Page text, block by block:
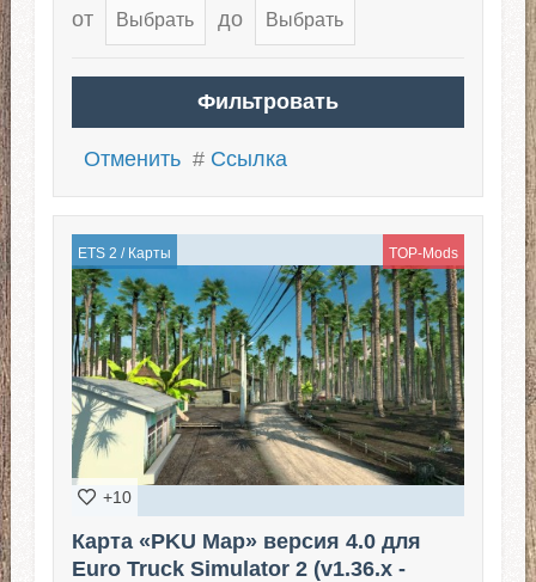
от
до
Отменить # Ссылка
ETS 2 / Карты TOP-Mods
+10
Карта «PKU Map» версия 4.0 для
Euro Truck Simulator 2 (v1.36.x -